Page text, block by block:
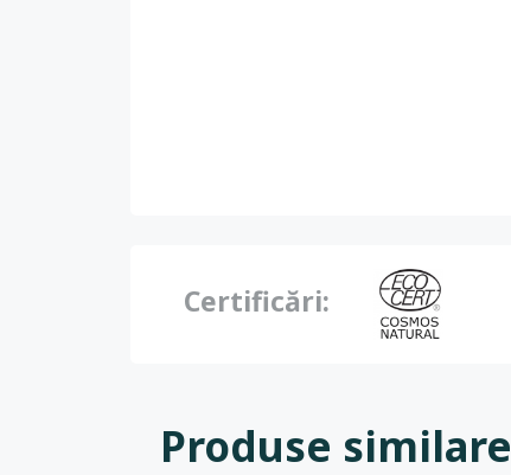
Certificări:
Produse similare